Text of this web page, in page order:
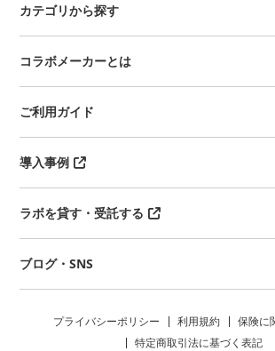
カテゴリから探す
コラボメーカーとは
ご利用ガイド
導入事例
ラボを貸す・受託する
ブログ・SNS
プライバシーポリシー 利用規約
保険に
特定商取引法に基づく表記